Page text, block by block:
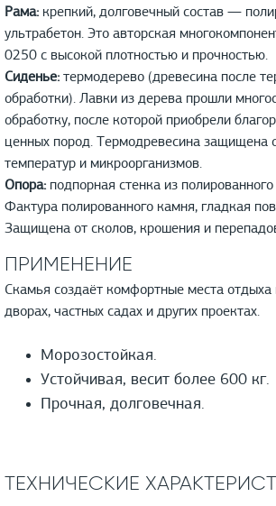
Рама: крепкий, долговечный состав —
ультрабетон. Это авторская
0250 с высокой плотностью и прочностью.
Сиденье: термодерево (древесина после
обработки). Лавки из дерева прошли
обработку, после которой приобрели
ценных пород. Термодревесина защищена
температур и микроорганизмов.
Опора: подпорная стенка из
Фактура полированного камня, гладкая
Защищена от сколов, крошения и
ПРИМЕНЕНИЕ
Скамья создаёт комфортные места отдыха
дворах, частных садах и других проектах.
Морозостойкая.
Устойчивая, весит более 600 кг.
Прочная, долговечная.
ТЕХНИЧЕСКИЕ